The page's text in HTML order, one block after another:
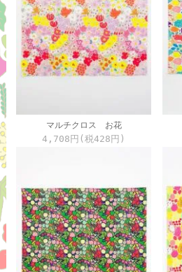
マルチクロス お花
4,708円(税428円)